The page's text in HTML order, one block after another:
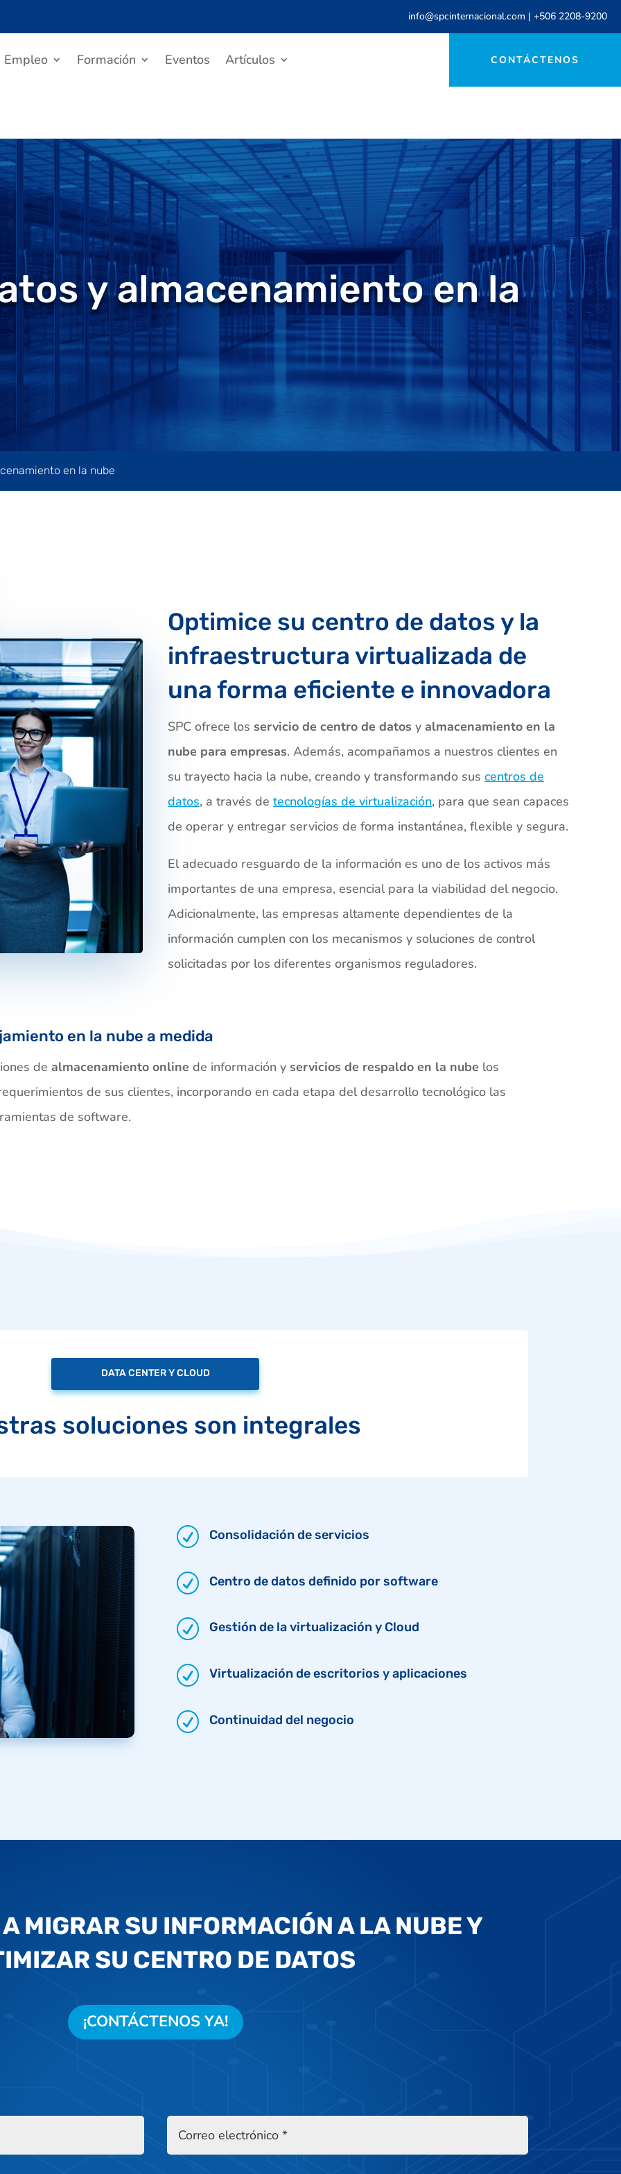
info@spcinternacional.com | +506 2208-9200
Empleo Formación Eventos Artículos CONTÁCTENOS
y almacenamiento en la
en la nube
Optimice su centro de datos y la
infraestructura virtualizada de
una forma eficiente e innovadora
SPC ofrece los servicio de centro de datos y almacenamiento en la
nube para empresas. Además, acompañamos a nuestros clientes en
su trayecto hacia la nube, creando y transformando sus centros de
datos, a través de tecnologías de virtualización, para que sean capaces
de operar y entregar servicios de forma instantánea, flexible y segura.
El adecuado resguardo de la información es uno de los activos más
importantes de una empresa, esencial para la viabilidad del negocio.
Adicionalmente, las empresas altamente dependientes de la
información cumplen con los mecanismos y soluciones de control
solicitadas por los diferentes organismos reguladores.
en la nube a medida
dealmacenamiento online de información yservicios de respaldo en la nube los
de sus clientes, incorporando en cada etapa del desarrollo tecnológico las
de software.
DATA CENTER Y CLOUD
soluciones son integrales
R Consolidación de servicios
R Centro de datos definido por software
R Gestión de la virtualización y Cloud
R Virtualización de escritorios y aplicaciones
R Continuidad del negocio
MIGRAR SU INFORMACIÓN A LA NUBE Y
SU CENTRO DE DATOS
¡CONTÁCTENOS YA!